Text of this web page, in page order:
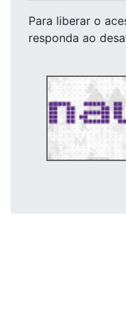
Para liberar o
responda ao